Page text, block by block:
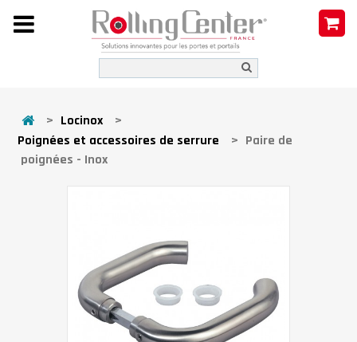
> Locinox
>
Poignées et accessoires de serrure
> Paire de
poignées - Inox